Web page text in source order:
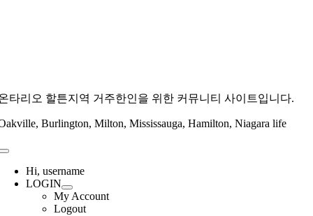
타리오 할튼지역 거주한인을 위한 커뮤니티 사이트입니다.
Burlington, Milton, Mississauga, Hamilton, Niagara life
Toggle
NavigationHi, username
LOGIN
My Account
Logout